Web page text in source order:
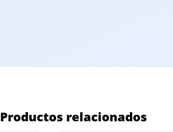
Productos relacionados